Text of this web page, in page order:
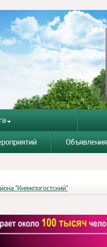
Объявления
"Княжпогостский"